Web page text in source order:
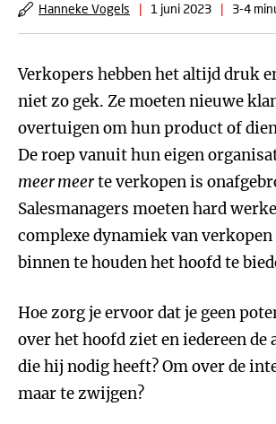
Hanneke Vogels | 1 juni 2023 | 3-4
Verkopers hebben het altijd druk
niet zo gek. Ze moeten nieuwe
overtuigen om hun product of
De roep vanuit hun eigen
meer meerte verkopen is
Salesmanagers moeten hard
complexe dynamiek van
binnen te houden het hoofd te
Hoe zorg je ervoor dat je geen
over het hoofd ziet en iedereen
die hij nodig heeft? Om over de
maar te zwijgen?